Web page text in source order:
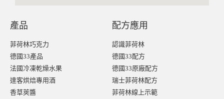
產品
菲荷林巧克力
德國33產品
法國冷凍乾燥水果
達客烘焙專用酒
香草莢醬
配方應用
認識菲荷林
德國33配方
德國33原廠配方
瑞士菲荷林配方
菲荷林線上示範